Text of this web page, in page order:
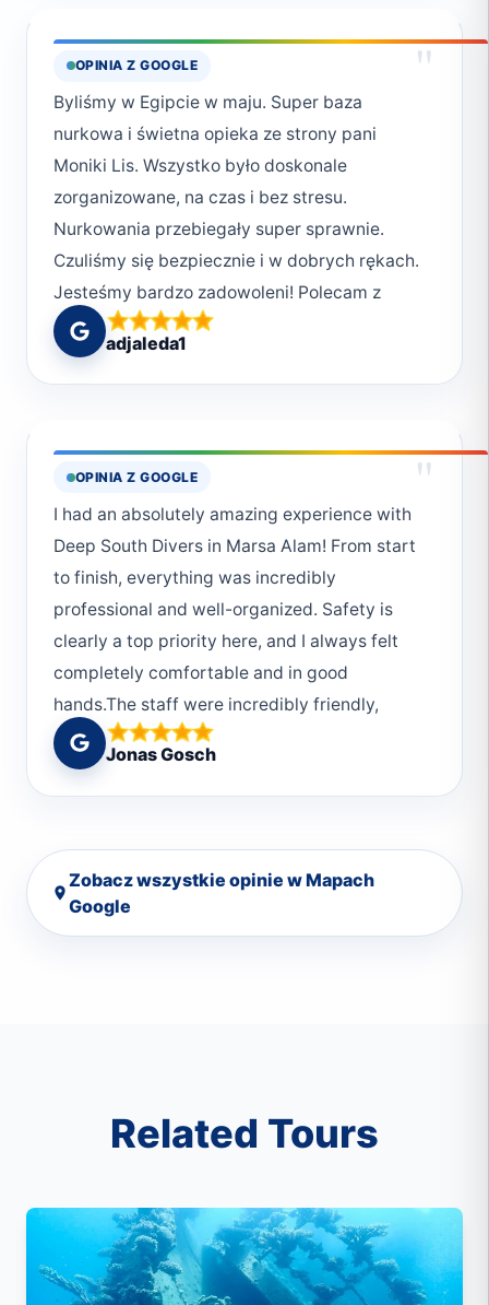
OPINIA Z GOOGLE "
Byliśmy w Egipcie w maju. Super baza
nurkowa i świetna opieka ze strony pani
Moniki Lis. Wszystko było doskonale
zorganizowane, na czas i bez stresu.
Nurkowania przebiegały super sprawnie.
Czuliśmy się bezpiecznie i w dobrych rękach.
Jesteśmy bardzo zadowoleni! Polecam z
całego serca <3
adjaleda1
OPINIA Z GOOGLE "
I had an absolutely amazing experience with
Deep South Divers in Marsa Alam! From start
to finish, everything was incredibly
professional and well-organized. Safety is
clearly a top priority here, and I always felt
completely comfortable and in good
hands.The staff were incredibly friendly,
welcoming, and knowledgeable — they truly
made the whole experience unforgettable. I
completed my Open Water Diver certification
fun dives that were simply breathtaking.The
to come back.
Jonas Gosch
Zobacz wszystkie opinie w Mapach
Google
Related Tours